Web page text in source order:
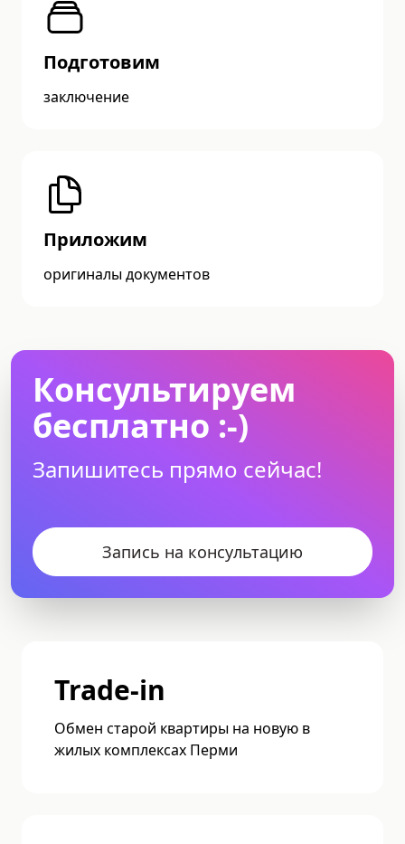
Подготовим
заключение
Приложим
оригиналы документов
Консультируем
бесплатно :-)
Запишитесь прямо сейчас!
Запись на консультацию
Trade-in
Обмен старой квартиры на новую в
жилых комплексах Перми